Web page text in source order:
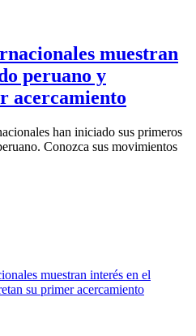
muestran
peruano y
acercamiento
han iniciado sus primeros
Conozca sus movimientos